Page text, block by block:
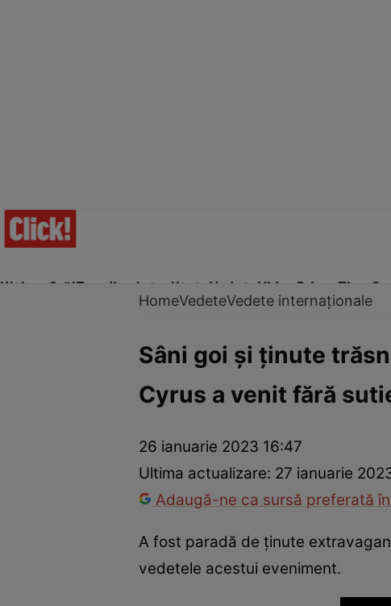
Ultima Oră!Trending Actualitate Vedete Video Prime Time
Vedete internaționaleVedete româneștiInterviurile Click!
HomeVedeteVedete internaționale
Sâni goi și ținute
Cyrus a venit fără
26 ianuarie 2023 16:47
Ultima actualizare: 27 ianuarie
Adaugă-ne ca sursă preferată
A fost paradă de ținute
vedetele acestui eveniment.